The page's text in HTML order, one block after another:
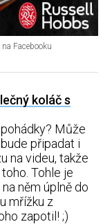
Facebooku
koláč s
Může
připadat i
na videu, takže
Tohle je
něm úplně do
mřížku z
zapotil! ;)